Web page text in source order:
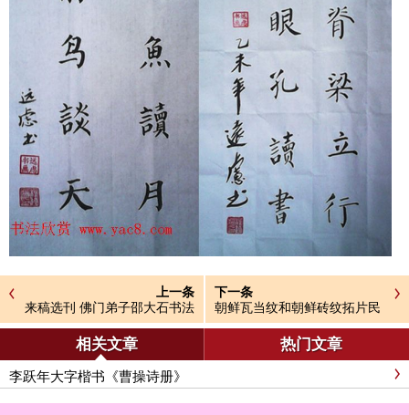
上一条
来稿选刊 佛门弟子邵大石书法
作品五幅
下一条
朝鲜瓦当纹和朝鲜砖纹拓片民
国拓本
相关文章 热门文章
李跃年大字楷书《曹操诗册》